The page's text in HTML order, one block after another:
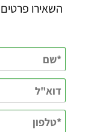
השאירו